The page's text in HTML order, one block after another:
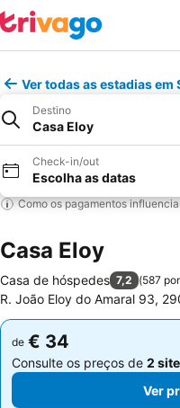
Ver todas as estadias em
Destino
Casa Eloy
Check-in/out
Escolha as datas
Como os pagamentos
Casa Eloy
Casa de hóspedes 7,2 (587
R. João Eloy do Amaral 93,
de € 34
Consulte os preços de 2
de € 34
Consulte os preços de 2
Ver